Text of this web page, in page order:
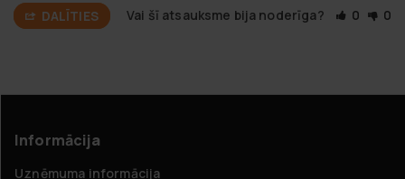
DALĪTIES Vai šī atsauksme bija noderīga? 0 0
Informācija
Uzņēmuma informācija